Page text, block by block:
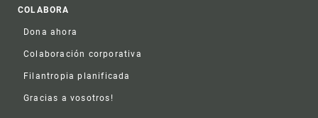
COLABORA
Dona ahora
Colaboración corporativa
Filantropia planificada
Gracias a vosotros!